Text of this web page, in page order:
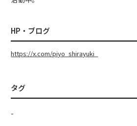
HP・ブログ
https://x.com/piyo_shirayuki_
タグ
-